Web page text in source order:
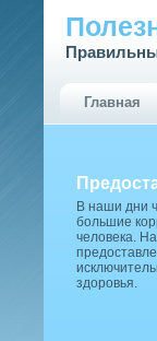
Главная
В наши дни
большие
человека.
здоровья.